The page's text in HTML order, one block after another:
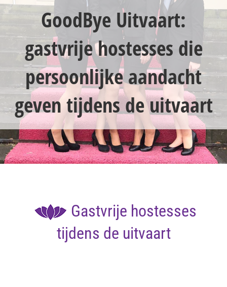
GoodBye Uitvaart:
gastvrije hostesses die
persoonlijke aandacht
geven tijdens de uitvaart
Gastvrije hostesses
tijdens de uitvaart